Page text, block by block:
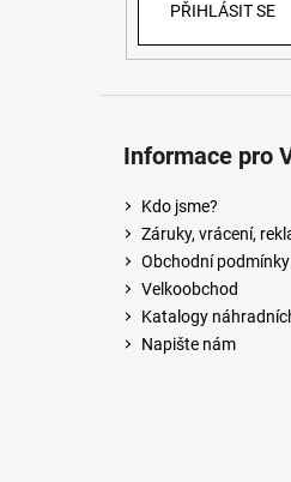
PŘIHLÁSIT SE
Informace pro
Kdo jsme?
Záruky, vrácení,
Obchodní podmínky
Velkoobchod
Katalogy
Napište nám